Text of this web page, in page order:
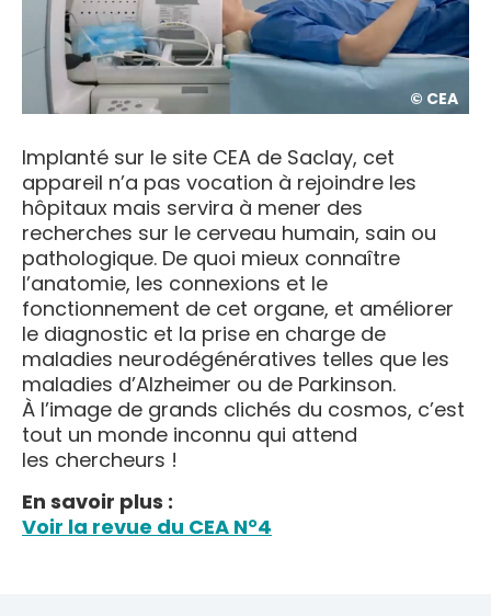
© CEA
Implanté sur le site CEA de Saclay, cet
appareil n’a pas vocation à rejoindre les
hôpitaux mais servira à mener des
recherches sur le cerveau humain, sain ou
pathologique. De quoi mieux connaître
l’anatomie, les connexions et le
fonctionnement de cet organe, et améliorer
le diagnostic et la prise en charge de
maladies neurodégénératives telles que les
maladies d’Alzheimer ou de Parkinson.
À l’image de grands clichés du cosmos, c’est
tout un monde inconnu qui attend
les chercheurs !
En savoir plus :
Voir la revue du CEA N°4